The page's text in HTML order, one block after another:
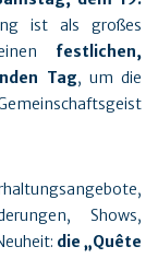
ist als großes
festlichen,
Tag, um die
Shows,
die „Quête